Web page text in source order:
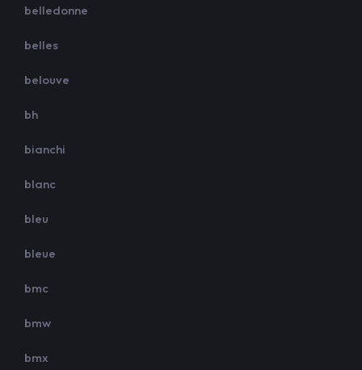
belledonne
belles
belouve
bh
bianchi
blanc
bleu
bleue
bmc
bmw
bmx